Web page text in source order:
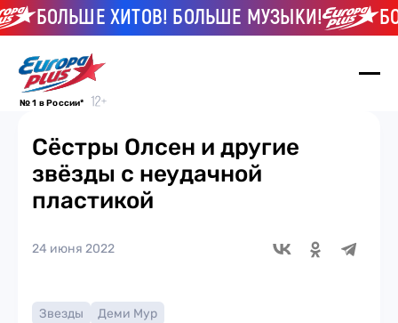
БОЛЬШЕ ХИТОВ! БОЛЬШЕ МУЗЫКИ!
№ 1 в России*
Сёстры Олсен и другие
звёзды с неудачной
пластикой
24 июня 2022
Звезды
Деми Мур